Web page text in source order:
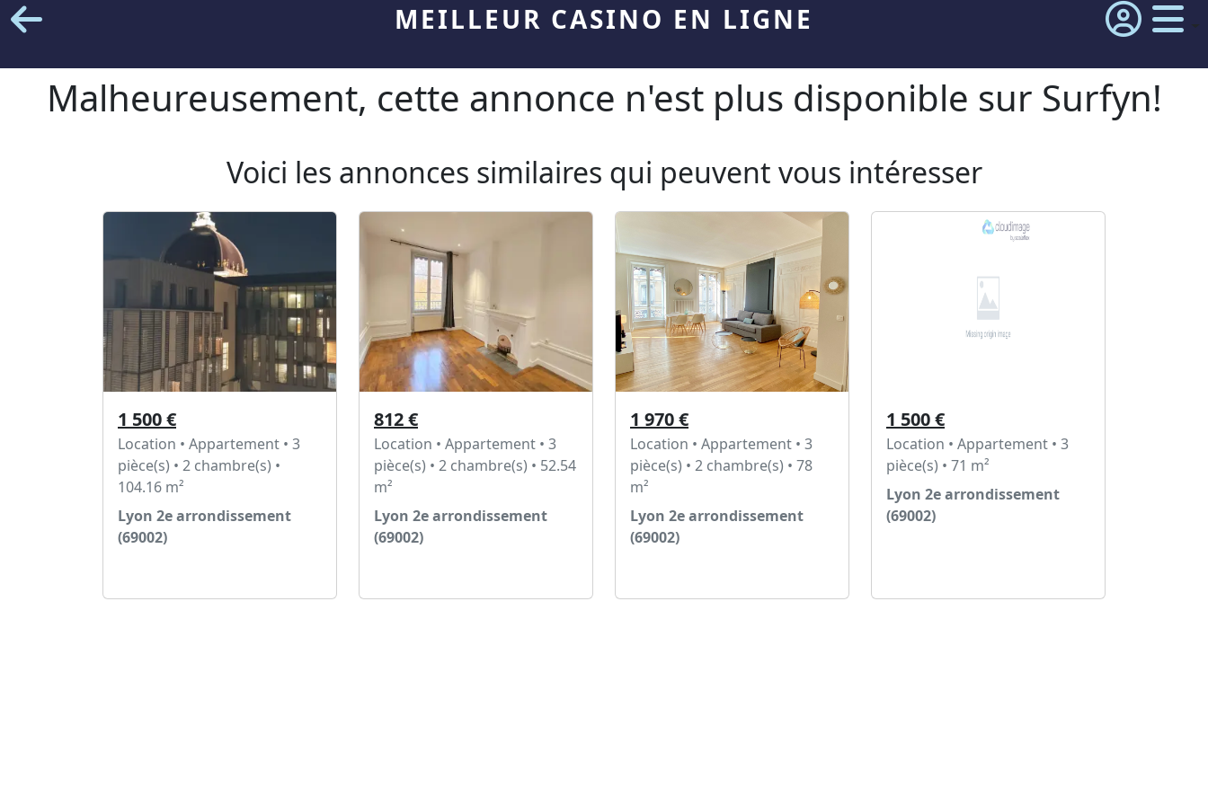
MEILLEUR CASINO EN LIGNE
Malheureusement, cette annonce n'est plus disponible sur Surfyn!
Voici les annonces similaires qui peuvent vous intéresser
1 500 €
Location • Appartement • 3
pièce(s) • 2 chambre(s) •
104.16 m²
Lyon 2e arrondissement
(69002)
812 €
Location • Appartement • 3
pièce(s) • 2 chambre(s) • 52.54
m²
Lyon 2e arrondissement
(69002)
1 970 €
Location • Appartement • 3
pièce(s) • 2 chambre(s) • 78
m²
Lyon 2e arrondissement
(69002)
1 500 €
Location • Appartement • 3
pièce(s) • 71 m²
Lyon 2e arrondissement
(69002)